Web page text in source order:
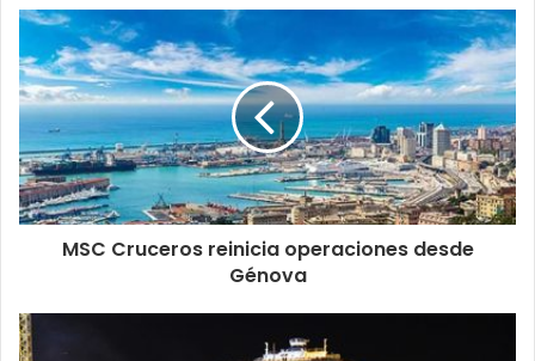
MSC Cruceros reinicia operaciones desde
Génova